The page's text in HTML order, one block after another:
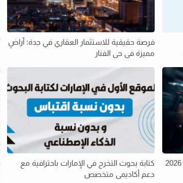
فرصة حقيقية للاستثمار العقاري في جدة: أراضٍ
مميزة في حي الفنار
دليل شامل لشراء أجهزة برمجة السيارات 2026
كتابة بحوث التخرج في الإمارات باحترافية مع
دعم أكاديمي متخصص